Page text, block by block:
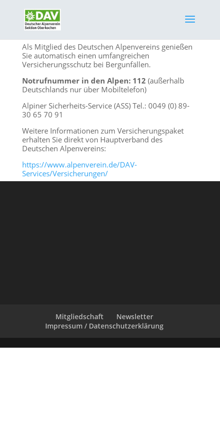
Als Mitglied des Deutschen Alpenvereins genießen
Sie automatisch einen umfangreichen
Versicherungsschutz bei Bergunfällen.
Notrufnummer in den Alpen: 112 (außerhalb
Deutschlands nur über Mobiltelefon)
Alpiner Sicherheits-Service (ASS) Tel.: 0049 (0) 89-
30 65 70 91
Weitere Informationen zum Versicherungspaket
erhalten Sie direkt von Hauptverband des
Deutschen Alpenvereins:
https://www.alpenverein.de/DAV-
Services/Versicherungen/
Mitgliedschaft
Newsletter
Impressum / Datenschutzerklärung